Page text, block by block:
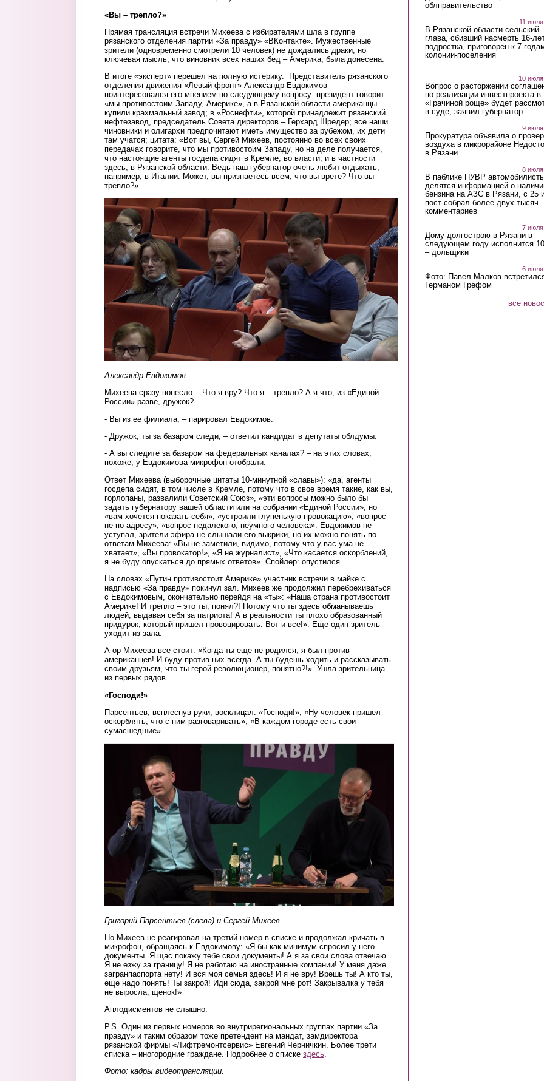
«Вы – трепло?»
Прямая трансляция встречи Михеева с избирателями шла в группе
рязанского отделения партии «За правду» «ВКонтакте». Мужественные
зрители (одновременно смотрели 10 человек) не дождались драки, но
ключевая мысль, что виновник всех наших бед – Америка, была донесена.
В итоге «эксперт» перешел на полную истерику. Представитель рязанского
отделения движения «Левый фронт» Александр Евдокимов
поинтересовался его мнением по следующему вопросу: президент говорит
«мы противостоим Западу, Америке», а в Рязанской области американцы
купили крахмальный завод; в «Роснефти», которой принадлежит рязанский
нефтезавод, председатель Совета директоров – Герхард Шредер; все наши
чиновники и олигархи предпочитают иметь имущество за рубежом, их дети
там учатся; цитата: «Вот вы, Сергей Михеев, постоянно во всех своих
передачах говорите, что мы противостоим Западу, но на деле получается,
что настоящие агенты госдепа сидят в Кремле, во власти, и в частности
здесь, в Рязанской области. Ведь наш губернатор очень любит отдыхать,
например, в Италии. Может, вы признаетесь всем, что вы врете? Что вы –
трепло?»
evdokimov.jpg
Александр Евдокимов
Михеева сразу понесло: - Что я вру? Что я – трепло? А я что, из «Единой
России» разве, дружок?
- Вы из ее филиала, – парировал Евдокимов.
- Дружок, ты за базаром следи, – ответил кандидат в депутаты облдумы.
- А вы следите за базаром на федеральных каналах? – на этих словах,
похоже, у Евдокимова микрофон отобрали.
Ответ Михеева (выборочные цитаты 10-минутной «славы»): «да, агенты
госдепа сидят, в том числе в Кремле, потому что в свое время такие, как вы,
горлопаны, развалили Советский Союз», «эти вопросы можно было бы
задать губернатору вашей области или на собрании «Единой России», но
«вам хочется показать себя», «устроили глупенькую провокацию», «вопрос
не по адресу», «вопрос недалекого, неумного человека». Евдокимов не
уступал, зрители эфира не слышали его выкрики, но их можно понять по
ответам Михеева: «Вы не заметили, видимо, потому что у вас ума не
хватает», «Вы провокатор!», «Я не журналист», «Что касается оскорблений,
я не буду опускаться до прямых ответов». Спойлер: опустился.
На словах «Путин противостоит Америке» участник встречи в майке с
надписью «За правду» покинул зал. Михеев же продолжил перебрехиваться
с Евдокимовым, окончательно перейдя на «ты»: «Наша страна противостоит
Америке! И трепло – это ты, понял?! Потому что ты здесь обманываешь
людей, выдавая себя за патриота! А в реальности ты плохо образованный
придурок, который пришел провоцировать. Вот и все!». Еще один зритель
уходит из зала.
А ор Михеева все стоит: «Когда ты еще не родился, я был против
американцев! И буду против них всегда. А ты будешь ходить и рассказывать
своим друзьям, что ты герой-революционер, понятно?!». Ушла зрительница
из первых рядов.
«Господи!»
Парсентьев, всплеснув руки, восклицал: «Господи!», «Ну человек пришел
оскорблять, что с ним разговаривать», «В каждом городе есть свои
сумасшедшие».
Григорий Парсентьев (слева) и Сергей Михеев
Но Михеев не реагировал на третий номер в списке и продолжал кричать в
микрофон, обращаясь к Евдокимову: «Я бы как минимум спросил у него
документы. Я щас покажу тебе свои документы! А я за свои слова отвечаю.
Я не езжу за границу! Я не работаю на иностранные компании! У меня даже
загранпаспорта нету! И вся моя семья здесь! И я не вру! Врешь ты! А кто ты,
еще надо понять! Ты закрой! Иди сюда, закрой мне рот! Закрывалка у тебя
не выросла, щенок!»
Аплодисментов не слышно.
P.S. Один из первых номеров во внутрирегиональных группах партии «За
правду» и таким образом тоже претендент на мандат, замдиректора
рязанской фирмы «Лифтремонтсервис» Евгений Черничкин. Более трети
списка – иногородние граждане. Подробнее о списке здесь
Фото: кадры видеотрансляции.
облправительство
11
В Рязанской области сельский
глава, сбивший насмерть 16-
подростка, приговорен к 7
колонии-поселения
10
Вопрос о расторжении
по реализации инвестпроекта в
«Грачиной роще» будет
в суде, заявил губернатор
9 июля
Прокуратура объявила о
воздуха в микрорайоне
в Рязани
8 июля
В паблике ПУВР
делятся информацией о
бензина на АЗС в Рязани, с 25
пост собрал более двух тысяч
комментариев
7 июля
Дому-долгострою в Рязани в
следующем году исполнится
– дольщики
6 июля
Фото: Павел Малков
Германом Грефом
все